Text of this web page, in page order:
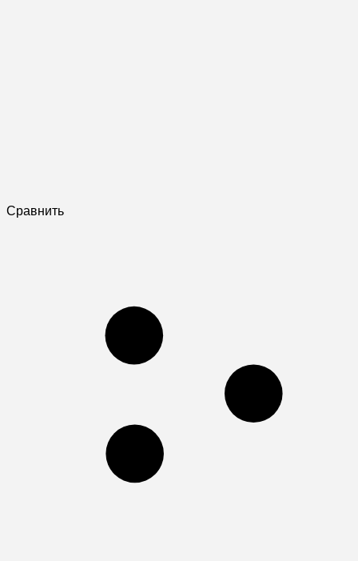
Сравнить